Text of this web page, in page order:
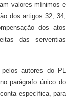
valores mínimos e
dos artigos 32, 34,
dos atos
das serventias
autores do PL
parágrafo único do
específica, para